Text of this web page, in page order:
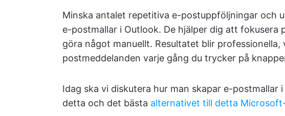
Minska antalet repetitiva e-postuppföljningar och
e-postmallar i Outlook. De hjälper dig att fokusera
göra något manuellt. Resultatet blir professionella,
postmeddelanden varje gång du trycker på
Idag ska vi diskutera hur man skapar e-postmallar
detta och det bästa alternativet till detta